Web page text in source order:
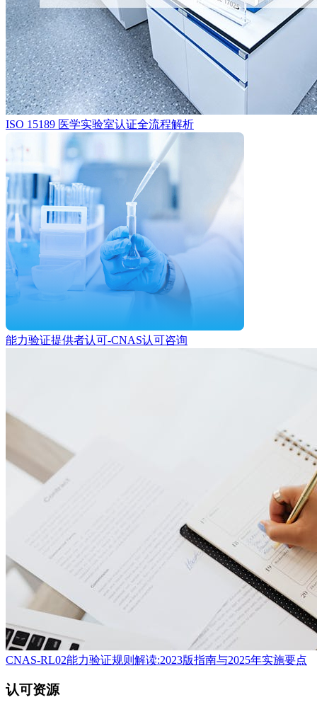
ISO 15189 医学实验室认证全流程解析
能力验证提供者认可-CNAS认可咨询
CNAS-RL02能力验证规则解读:2023版指南与2025年实施要点
认可资源